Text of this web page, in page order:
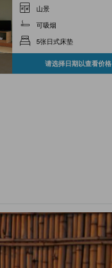
山景
可吸烟
5张日式床垫
请选择日期以查看价格